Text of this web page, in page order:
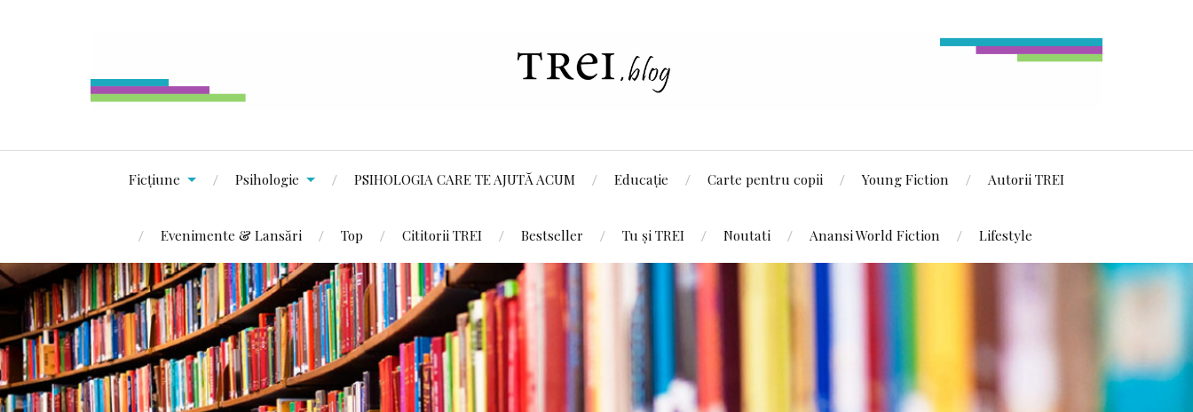
Ficțiune Psihologie PSIHOLOGIA CARE TE AJUTĂ ACUM Educație Carte pentru copii Young Fiction Autorii TREI
Evenimente & Lansări Top Cititorii TREI Bestseller Tu și TREI Noutati Anansi World Fiction Lifestyle